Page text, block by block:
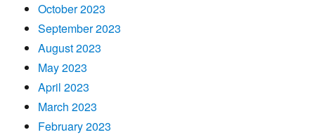
October 2023
September 2023
August 2023
May 2023
April 2023
March 2023
February 2023